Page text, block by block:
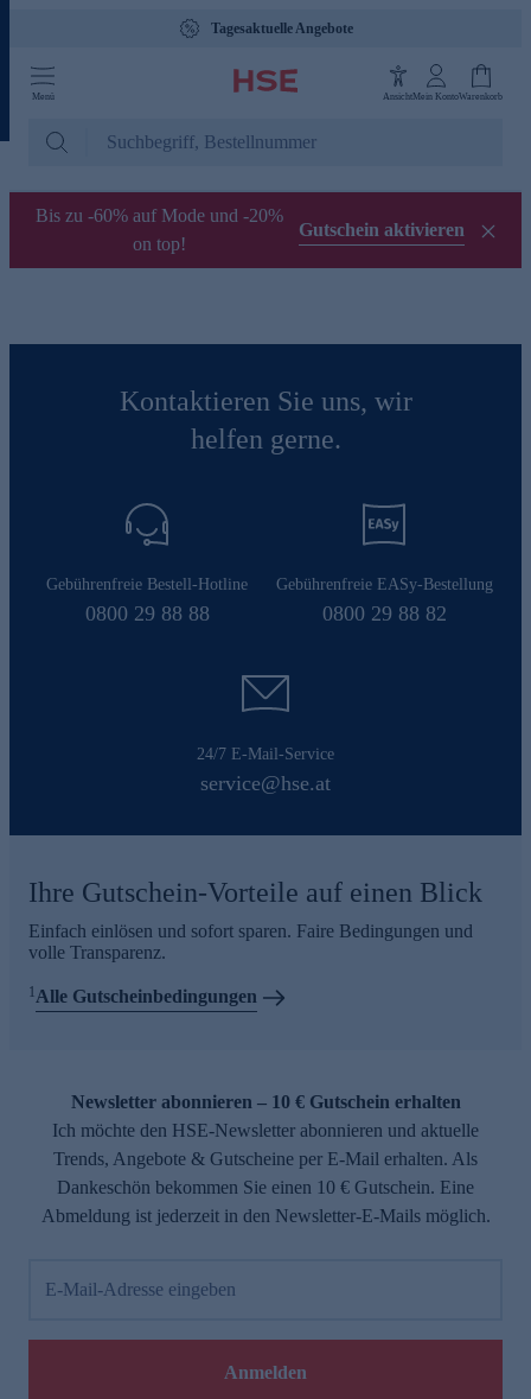
Tagesaktuelle Angebote
Menü AnsichtMein KontoWarenkorb
Bis zu -60% auf Mode und -20%
on top!
Gutschein aktivieren
Kontaktieren Sie uns, wir
helfen gerne.
Gebührenfreie Bestell-Hotline
0800 29 88 88
Gebührenfreie EASy-Bestellung
0800 29 88 82
24/7 E-Mail-Service
service@hse.at
Ihre Gutschein-Vorteile auf einen Blick
Einfach einlösen und sofort sparen. Faire Bedingungen und
volle Transparenz.
1Alle Gutscheinbedingungen
Newsletter abonnieren – 10 € Gutschein erhalten
Ich möchte den HSE-Newsletter abonnieren und aktuelle
Trends, Angebote & Gutscheine per E-Mail erhalten. Als
Dankeschön bekommen Sie einen 10 € Gutschein. Eine
Abmeldung ist jederzeit in den Newsletter-E-Mails möglich.
E-Mail-Adresse eingeben
Anmelden